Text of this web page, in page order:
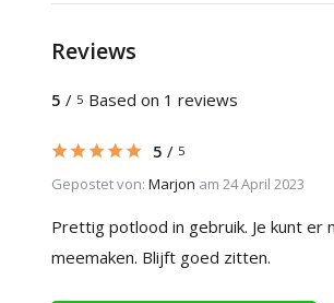
Reviews
5 / 5 Based on 1 reviews
5 / 5
Gepostet von: Marjon am 24 April 2023
Prettig potlood in gebruik. Je kunt er
meemaken. Blijft goed zitten.